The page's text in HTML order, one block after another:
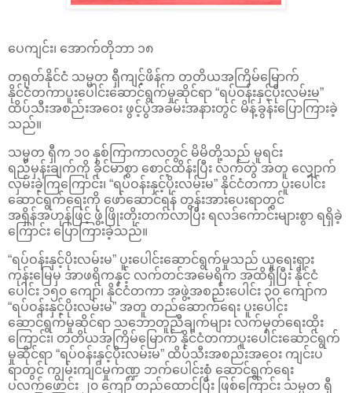
ပေကျင်း၊ အောက်တိုဘာ ၁၈
တရုတ်နိုင်ငံ သမ္မတ ရှီကျင့်ဖိန်က တတိယအကြိမ်မြောက်
နိုင်ငံတကာပူးပေါင်းဆောင်ရွက်မှုဆိုင်ရာ “ရပ်ဝန်းနှင့်ပိုးလမ်းမ”
ထိပ်သီးအစည်းအဝေး ဖွင့်ပွဲအခမ်းအနားတွင် မိန့်ခွန်းပြောကြားခဲ့
သည်။
သမ္မတ ရှီက ၁၀ နှစ်ကြာကာလတွင် မိမိတို့သည် မူရင်း
ရည်မှန်းချက်ကို ခိုင်မာစွာ စောင့်ထိန်းပြီး လက်တွဲ အတူ လျှောက်
လှမ်းခဲ့ကြကြောင်း၊ “ရပ်ဝန်းနှင့်ပိုးလမ်းမ” နိုင်ငံတကာ ပူးပေါင်း
ဆောင်ရွက်ရေးကို ဖော်ဆောင်ရန် တွန်းအားပေးရာတွင်
အရှိန်အဟုန်ဖြင့် ဖွံ့ဖြိုးတိုးတက်လာပြီး ရလဒ်ကောင်းများစွာ ရရှိခဲ့
ကြောင်း ပြောကြားခဲ့သည်။
“ရပ်ဝန်းနှင့်ပိုးလမ်းမ” ပူးပေါင်းဆောင်ရွက်မှုသည် ယူရေးရှား
ကုန်းမြေမှ အာဖရိကနှင့် လက်တင်အမေရိက အထိရှိပြီး နိုင်ငံ
ပေါင်း ၁၅၀ ကျော်၊ နိုင်ငံတကာ အဖွဲ့အစည်းပေါင်း ၃၀ ကျော်က
“ရပ်ဝန်းနှင့်ပိုးလမ်းမ” အတူ တည်ဆောက်ရေး ပူးပေါင်း
ဆောင်ရွက်မှုဆိုင်ရာ သဘောတူညီချက်များ လက်မှတ်ရေးထိုး
ကြောင်း၊ တတိယအကြိမ်မြောက် နိုင်ငံတကာပူးပေါင်းဆောင်ရွက်
မှုဆိုင်ရာ “ရပ်ဝန်းနှင့်ပိုးလမ်းမ” ထိပ်သီးအစည်းအဝေး ကျင်းပ
ရာတွင် ကျွမ်းကျင်မှုကဏ္ဍ ဘက်ပေါင်းစုံ ဆောင်ရွက်ရေး
ပလက်ဖောင်း ၂၀ ကျော် တည်ထောင်ပြီး ဖြစ်ကြောင်း သမ္မတ ရှီ